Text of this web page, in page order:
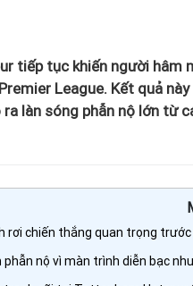
tiếp tục khiến người hâm
League. Kết quả
làn sóng phẫn nộ lớn từ
rơi chiến thắng quan trọng trước
nộ vì màn trình diễn bạc